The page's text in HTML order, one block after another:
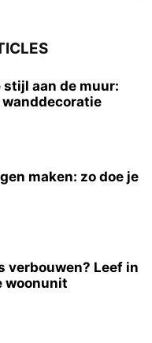
aan de muur:
maken: zo doe je
verbouwen? Leef in
woonunit